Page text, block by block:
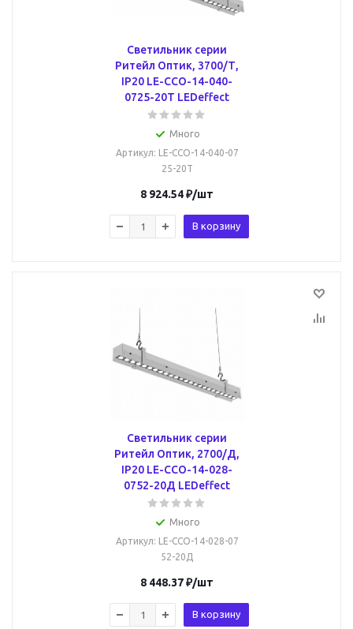
Светильник серии
Ритейл Оптик, 3700/Т,
IP20 LE-ССО-14-040-
0725-20Т LEDeffect
Много
Артикул: LE-ССО-14-040-07
25-20Т
8 924.54₽/шт
В корзину
Светильник серии
Ритейл Оптик, 2700/Д,
IP20 LE-ССО-14-028-
0752-20Д LEDeffect
Много
Артикул: LE-ССО-14-028-07
52-20Д
8 448.37₽/шт
В корзину